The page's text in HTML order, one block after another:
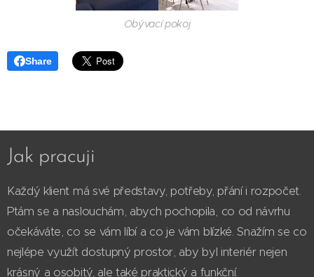
Obývací pokoj
Share
Jak pracuji
Každý klient má své představy, potřeby, přání i rozpočet.
Ptám se a naslouchám, abych pochopila, co od návrhu
očekáváte, co se vám líbí a co je vám blízké. Snažím se co
nejlépe využít dostupný prostor, aby byl interiér nejen
krásný a osobitý, ale také praktický a funkční.